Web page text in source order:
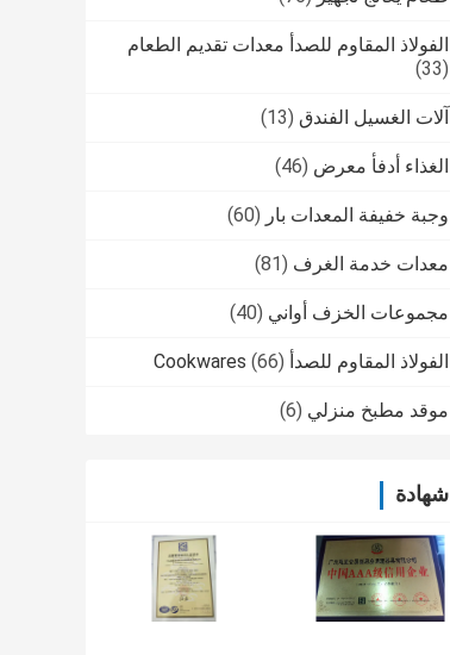
الفولاذ المقاوم للصدأ معدات تقديم الطعام
(33)
آلات الغسيل الفندق (13)
الغذاء أدفأ معرض (46)
وجبة خفيفة المعدات بار (60)
معدات خدمة الغرف (81)
مجموعات الخزف أواني (40)
الفولاذ المقاوم للصدأ Cookwares (66)
موقد مطبخ منزلي (6)
شهادة